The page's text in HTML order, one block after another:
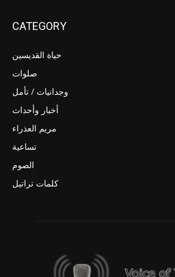
CATEGORY
حياة القديسين
صلوات
وجدانيات / تأمل
أخبار وأحداث
مريم العذراء
تساعية
الصوم
كلمات تراتيل